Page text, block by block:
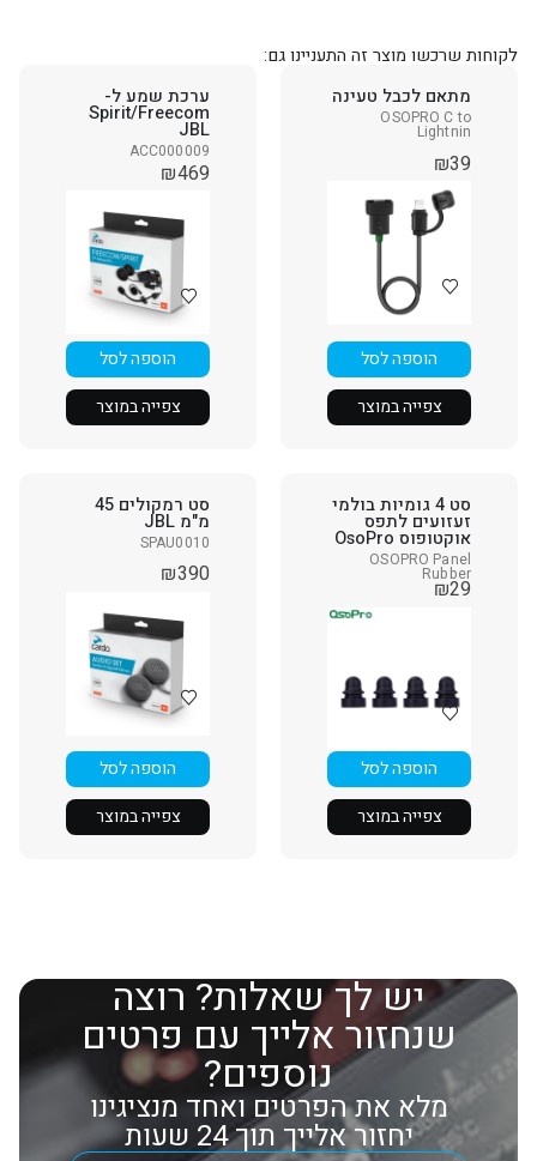
לקוחות שרכשו מוצר זה התעניינו גם:
מתאם לכבל טעינה
OSOPRO C to
Lightnin
₪39
הוספה לסל
צפייה במוצר
ערכת שמע ל-
Spirit/Freecom
JBL
ACC000009
₪469
הוספה לסל
צפייה במוצר
סט 4 גומיות בולמי
זעזועים לתפס
אוקטופוס OsoPro
OSOPRO Panel
Rubber
₪29
הוספה לסל
צפייה במוצר
סט רמקולים 45
מ"מ JBL
SPAU0010
₪390
הוספה לסל
צפייה במוצר
יש לך שאלות? רוצה
שנחזור אלייך עם פרטים
נוספים?
מלא את הפרטים ואחד מנציגינו
יחזור אלייך תוך 24 שעות